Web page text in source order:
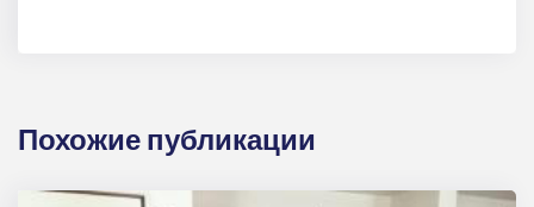
Похожие публикации